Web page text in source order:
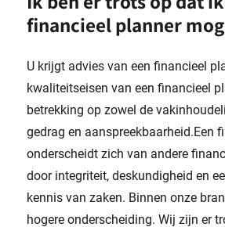
financieel planner
U krijgt advies van een financieel
kwaliteitseisen van een financieel
betrekking op zowel de
gedrag en aanspreekbaarheid.Een
onderscheidt zich van andere
door integriteit, deskundigheid en
kennis van zaken. Binnen onze
hogere onderscheiding. Wij zijn er